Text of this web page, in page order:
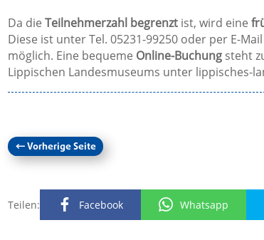
Da die Teilnehmerzahl begrenztist, wird eine
Diese ist unter Tel. 05231-99250 oder per E-
möglich. Eine bequeme Online-Buchungsteht
Lippischen Landesmuseums unter lippisches-
←Vorherige Seite
Teilen: Facebook Whatsapp